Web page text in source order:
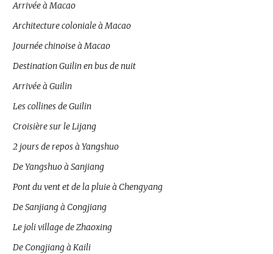
Arrivée à Macao
Architecture coloniale à Macao
Journée chinoise à Macao
Destination Guilin en bus de nuit
Arrivée à Guilin
Les collines de Guilin
Croisière sur le Lijang
2 jours de repos à Yangshuo
De Yangshuo à Sanjiang
Pont du vent et de la pluie à Chengyang
De Sanjiang à Congjiang
Le joli village de Zhaoxing
De Congjiang à Kaili